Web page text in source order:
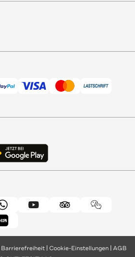
Barrierefreiheit Cookie-Einstellungen AGB